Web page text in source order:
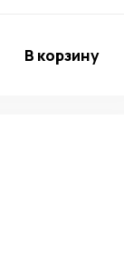
В корзину